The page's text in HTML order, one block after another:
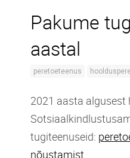
Pakume
aastal
peretoeteenus
2021 aasta
tugiteenuseid:
nõustamist.